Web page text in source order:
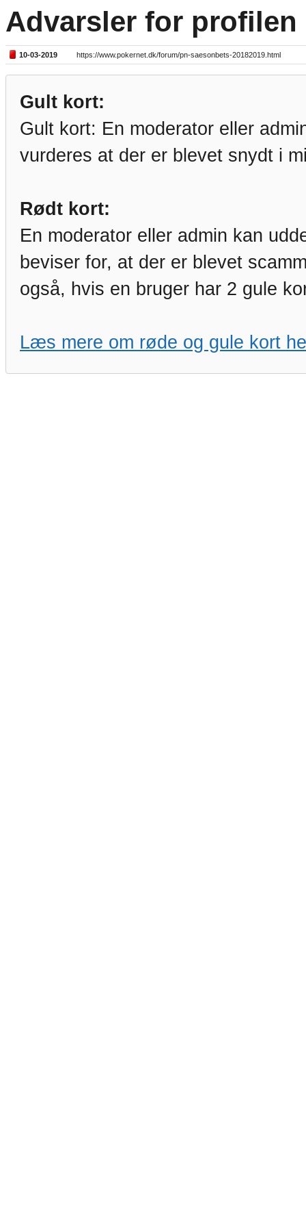
Advarsler for profilen
10-03-2019 https://www.pokernet.dk/forum/pn-saesonbets-20182019.html
Gult kort:
Gult kort: En moderator eller
vurderes at der er blevet snydt i
Rødt kort:
En moderator eller admin kan
beviser for, at der er blevet
også, hvis en bruger har 2 gule
Læs mere om røde og gule kort